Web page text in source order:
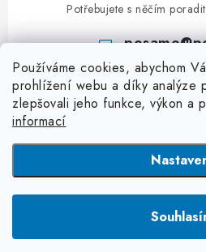
Používáme cookies, abychom
prohlížení webu a díky analýze
zlepšovali jeho funkce, výkon a
informací
Kroucené řetězy
Jednoduché řetězy
Dvojité řetězy
Dopravníkové řetězy
Plastové řetězy
Klíčové kroužky
S - Háčky
Třmeny a závěsná oka
Závlačky
Dopravníkové řetězy
Potřebujete s něčím
posamo@
+420 466
Vytvořil
Copyright 2026PÖSAMO Řetězárna.
nastavení